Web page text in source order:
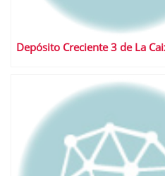
Depósito Creciente 3 de La